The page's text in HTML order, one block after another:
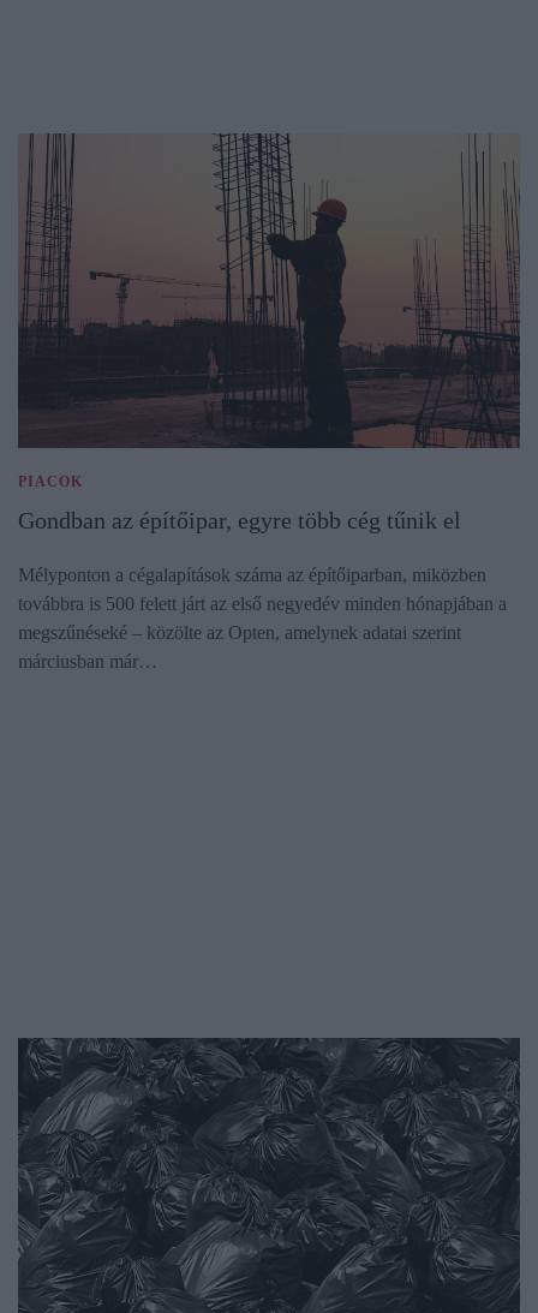
PIACOK
Gondban az építőipar, egyre több cég tűnik el
Mélyponton a cégalapítások száma az építőiparban, miközben
továbbra is 500 felett járt az első negyedév minden hónapjában a
megszűnéseké – közölte az Opten, amelynek adatai szerint
márciusban már…